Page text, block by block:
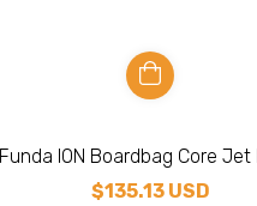
Funda ION Boardbag Core Jet
$135.13 USD